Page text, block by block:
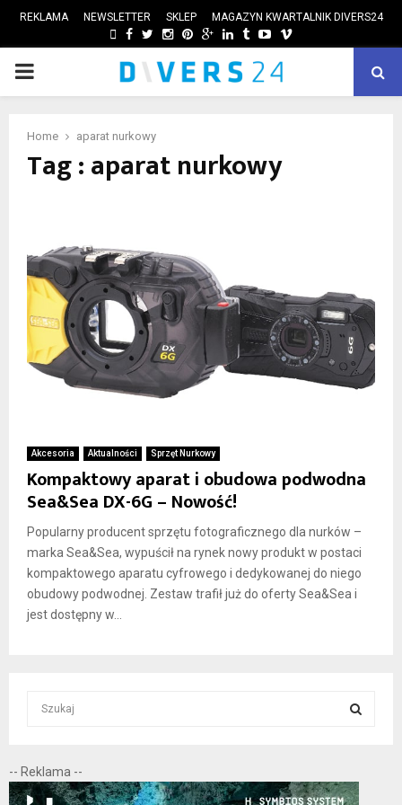
REKLAMA NEWSLETTER SKLEP MAGAZYN KWARTALNIK DIVERS24
FACEBOOK
TWITTER
INSTAGRAM
PINTEREST
GOOGLE
LINKEDIN
TUMBLRYOUTUBE
VIMEO
PRIMARY
Home aparat nurkowy
Tag : aparat nurkowy
Akcesoria Aktualności Sprzęt Nurkowy
Kompaktowy aparat i obudowa podwodna
Sea&Sea DX-6G – Nowość!
Popularny producent sprzętu fotograficznego dla nurków –
marka Sea&Sea, wypuścił na rynek nowy produkt w postaci
kompaktowego aparatu cyfrowego i dedykowanej do niego
obudowy podwodnej. Zestaw trafił już do oferty Sea&Sea i
jest dostępny w...
c
h
E
-- Reklama --